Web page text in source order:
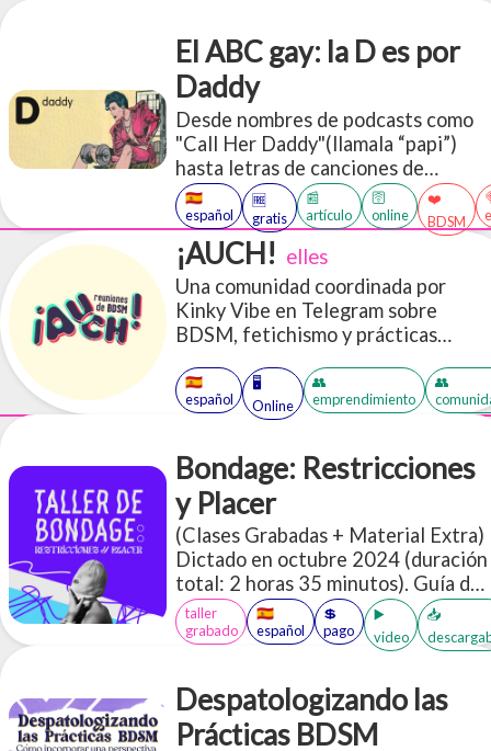
El ABC gay: la D es por
Daddy
Desde nombres de podcasts como
"Call Her Daddy"(llamala “papi”)
hasta letras de canciones de
Beyoncé, Nicki Minaj y Lana Del
Rey, el uso sexual de la palabra
"papi/daddy" se está apoderando de
los principales medios de
comunicación, pero llamar "Daddy"
a alguien que definitivamente no es
tu padre no es exactamente nuevo.
en escenarios sexys durante siglos,
y la comunidad queer desempeñó
configuración de cómo se utiliza
hoy en día.
🇪🇸
español
🆓
gratis
📰
artículo
🛜
online
❤️
BDSM
¡AUCH! elles
Una comunidad coordinada por
Kinky Vibe en Telegram sobre
BDSM, fetichismo y prácticas
códigos de convivencia que
manejamos.
🇪🇸
español
🖥️
Online
👥
emprendimiento
👥
Bondage: Restricciones
y Placer
(Clases Grabadas + Material Extra)
Dictado en octubre 2024 (duración
total: 2 horas 35 minutos). Guía de
seguridad para bondage inicial
Acceso a más de 30 PDFs en inglés
taller
grabado
🇪🇸
español
💲
pago
▶️
video
📥
Despatologizando las
Prácticas BDSM